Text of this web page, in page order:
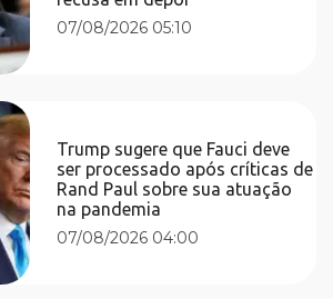
07/08/2026 05:10
Trump sugere que Fauci deve
ser processado após críticas de
Rand Paul sobre sua atuação
na pandemia
07/08/2026 04:00